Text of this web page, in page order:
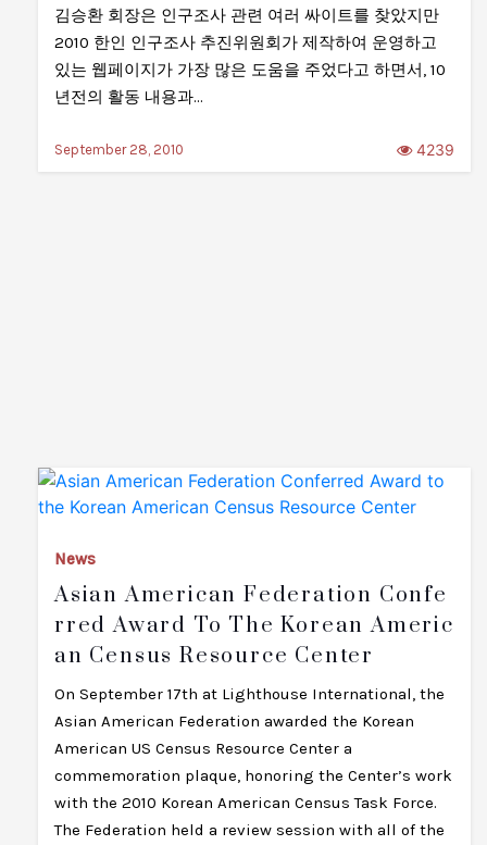
김승환 회장은 인구조사 관련 여러 싸이트를 찾았지만
2010 한인 인구조사 추진위원회가 제작하여 운영하고
있는 웹페이지가 가장 많은 도움을 주었다고 하면서, 10
년전의 활동 내용과…
September 28, 2010 4239
News
Asian American Federation Confe
Rred Award To The Korean Americ
An Census Resource Center
On September 17th at Lighthouse International, the
Asian American Federation awarded the Korean
American US Census Resource Center a
commemoration plaque, honoring the Center’s work
with the 2010 Korean American Census Task Force.
The Federation held a review session with all of the